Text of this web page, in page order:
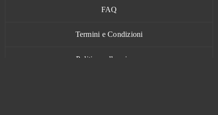
FAQ
Termini e Condizioni
Politica sulla privacy